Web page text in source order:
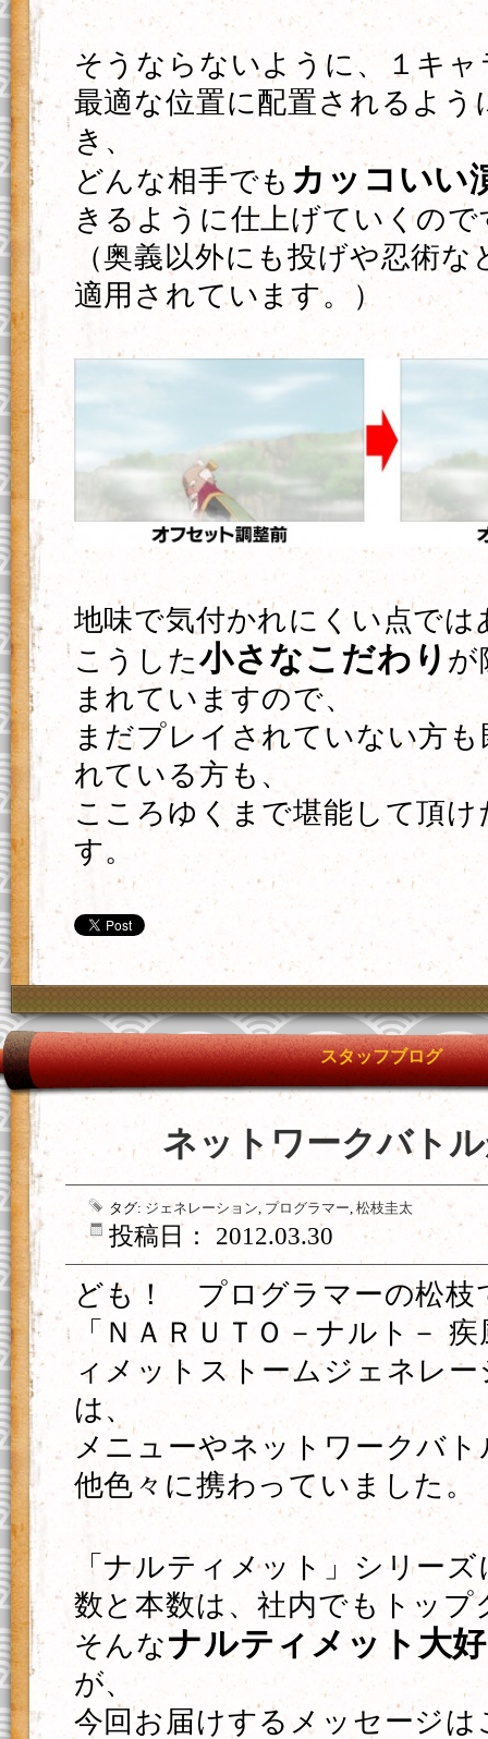
そうならないように、１キ
最適な位置に配置されるよう
き、
どんな相手でも カッコいい
きるように仕上げていくので
（奥義以外にも投げや忍術
適用されています。）
地味で気付かれにくい点では
こうした小さなこだわりが
まれていますので、
まだプレイされていない方
れている方も、
こころゆくまで堪能して頂
す。
スタッフブログ
ネットワークバト
タグ: ジェネレーション, プログラマー, 松枝圭太
投稿日： 2012.03.30
ども！ プログラマーの松枝
「ＮＡＲＵＴＯ－ナルト－
ィメットストームジェネレ
は、
メニューやネットワークバ
他色々に携わっていました。
「ナルティメット」シリー
数と本数は、社内でもトップ
そんなナルティメット大
が、
今回お届けするメッセージは